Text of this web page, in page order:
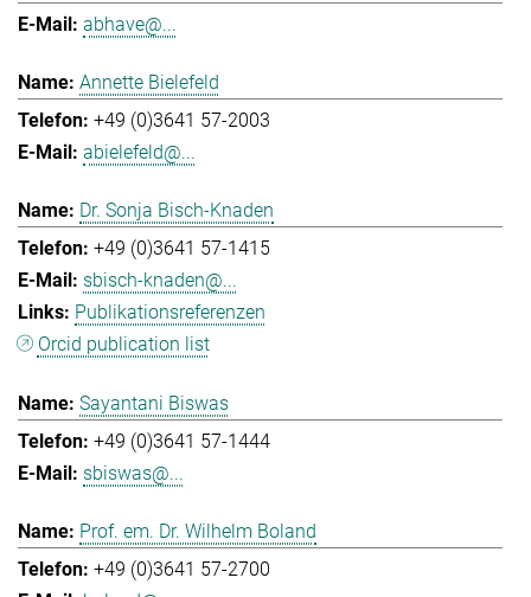
abhave@...
Annette Bielefeld
+49 (0)3641 57-2003
abielefeld@...
Dr. Sonja Bisch-Knaden
+49 (0)3641 57-1415
sbisch-knaden@...
Publikationsreferenzen
Orcid publication list
Sayantani Biswas
+49 (0)3641 57-1444
sbiswas@...
Prof. em. Dr. Wilhelm Boland
+49 (0)3641 57-2700